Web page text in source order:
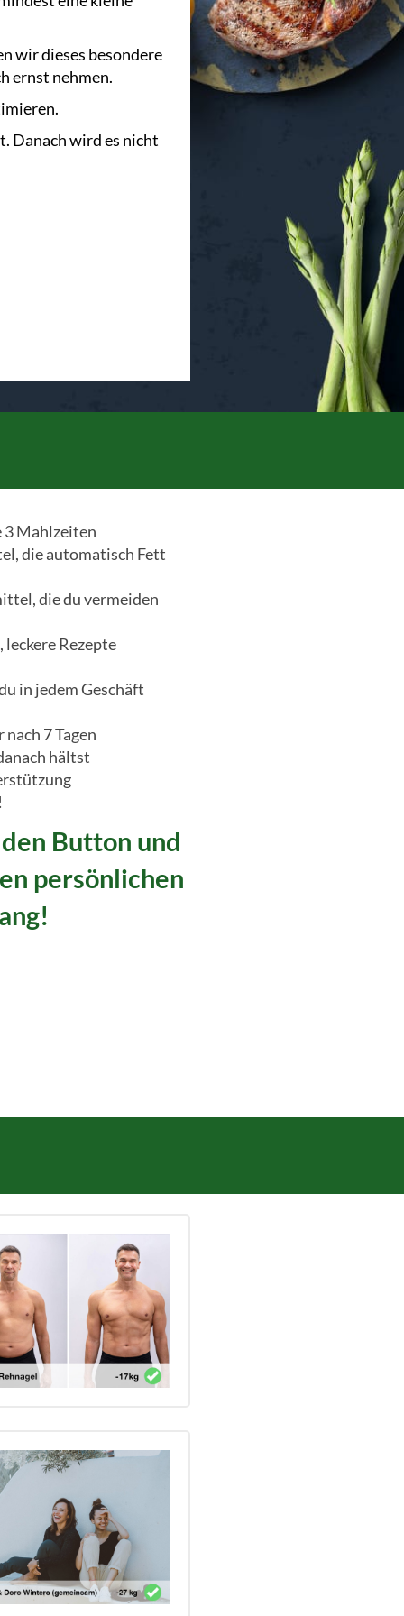
wir dieses besondere
ernst nehmen.
Danach wird es nicht
3 Mahlzeiten
die automatisch Fett
die du vermeiden
leckere Rezepte
in jedem Geschäft
7 Tagen
hältst
Button und
persönlichen